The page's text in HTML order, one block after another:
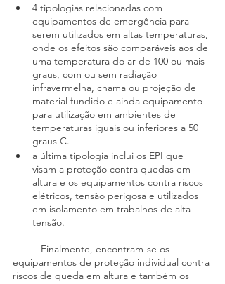
4 tipologias relacionadas com
equipamentos de emergência para
serem utilizados em altas temperaturas,
onde os efeitos são comparáveis aos de
uma temperatura do ar de 100 ou mais
graus, com ou sem radiação
infravermelha, chama ou projeção de
material fundido e ainda equipamento
para utilização em ambientes de
temperaturas iguais ou inferiores a 50
graus C.
a última tipologia inclui os EPI que
visam a proteção contra quedas em
altura e os equipamentos contra riscos
elétricos, tensão perigosa e utilizados
em isolamento em trabalhos de alta
tensão.
equipamentos de proteção individual contra
riscos de queda em altura e também os